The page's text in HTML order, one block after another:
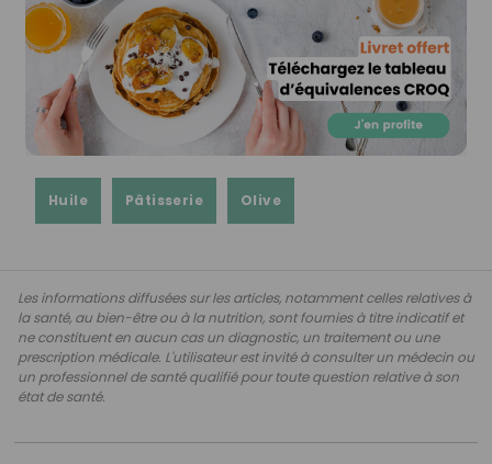
Huile Pâtisserie Olive
Les informations diffusées sur les articles, notamment celles relatives à
la santé, au bien-être ou à la nutrition, sont fournies à titre indicatif et
ne constituent en aucun cas un diagnostic, un traitement ou une
prescription médicale. L'utilisateur est invité à consulter un médecin ou
un professionnel de santé qualifié pour toute question relative à son
état de santé.